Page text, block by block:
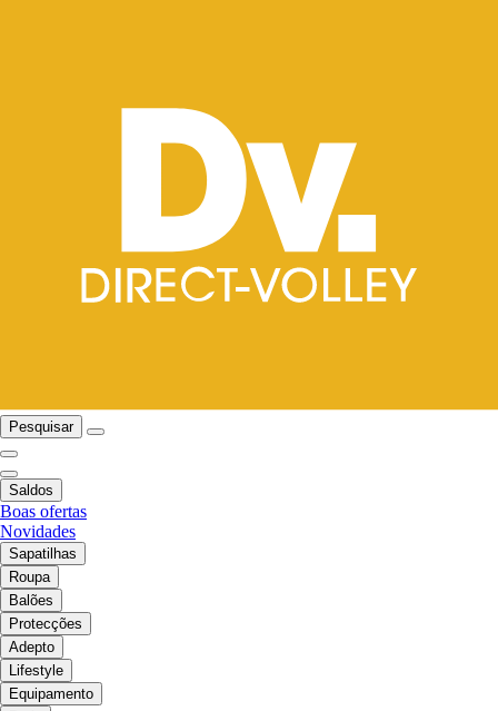
Pesquisar
Saldos
Boas ofertas
Novidades
Sapatilhas
Roupa
Balões
Protecções
Adepto
Lifestyle
Equipamento